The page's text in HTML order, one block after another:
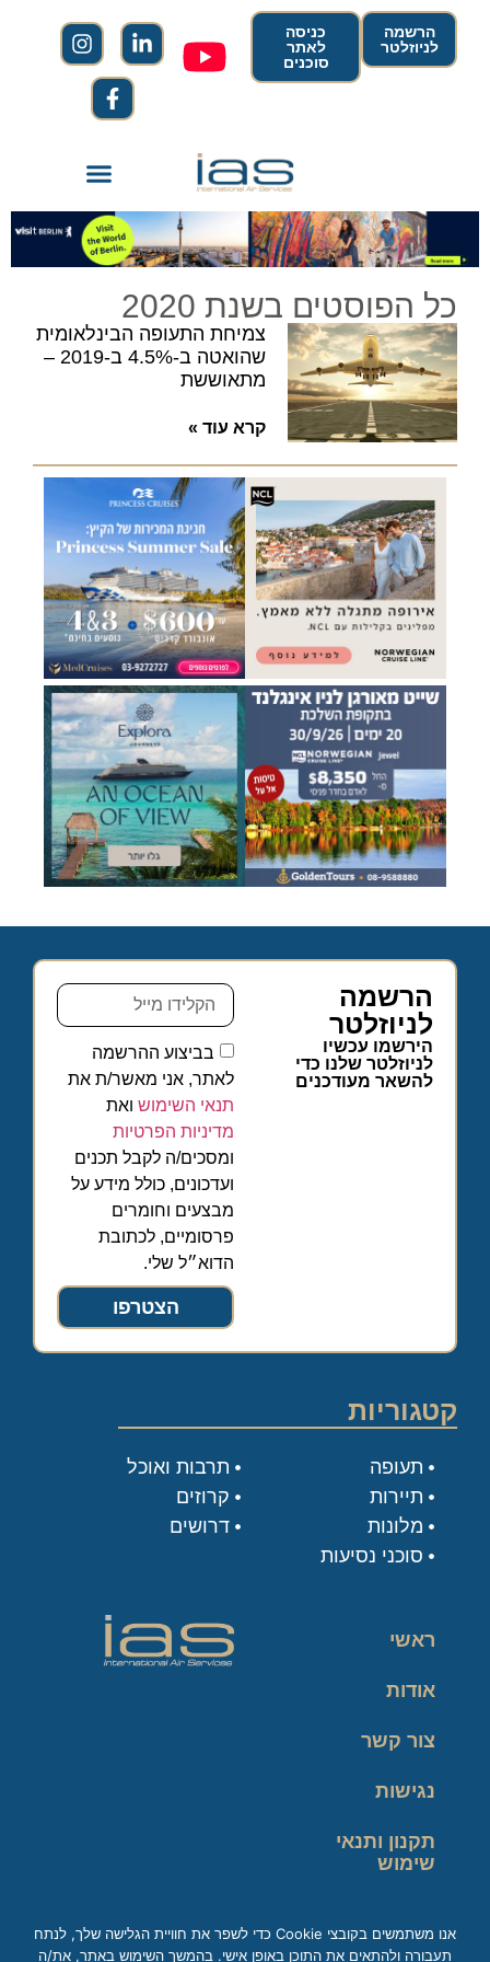
הרשמה
לניוזלטר
כניסה
לאתר
סוכנים
כל הפוסטים בשנת 2020
צמיחת התעופה הבינלאומית
שהואטה ב-4.5% ב-2019 –
מתאוששת
קרא עוד »
הרשמה
לניוזלטר
הירשמו עכשיו
לניוזלטר שלנו כדי
להשאר מעודכנים
בביצוע ההרשמה
לאתר, אני מאשר/ת את
תנאי השימוש ואת
מדיניות הפרטיות
ומסכים/ה לקבל תכנים
ועדכונים, כולל מידע על
מבצעים וחומרים
פרסומיים, לכתובת
הדוא״ל שלי.
הצטרפו
קטגוריות
תעופה
תיירות
מלונות
סוכני נסיעות
תרבות ואוכל
קרוזים
דרושים
ראשי
אודות
צור קשר
נגישות
תקנון ותנאי
שימוש
אנו משתמשים בקובצי Cookie כדי לשפר את חוויית הגלישה שלך, לנתח
תעבורה ולהתאים את התוכן באופן אישי. בהמשך השימוש באתר, את/ה